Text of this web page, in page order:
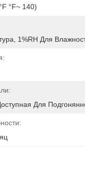
°F~ 140)
1%RH Для
Для